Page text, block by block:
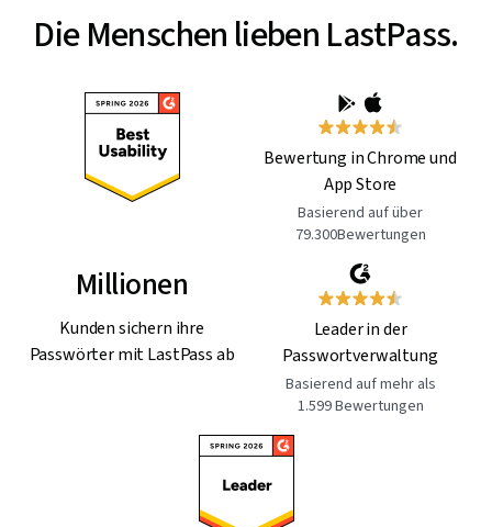
Die Menschen lieben LastPass.
Bewertung in Chrome und
App Store
Basierend auf über
79.300Bewertungen
Millionen
Kunden sichern ihre
Passwörter mit LastPass ab
Leader in der
Passwortverwaltung
Basierend auf mehr als
1.599 Bewertungen